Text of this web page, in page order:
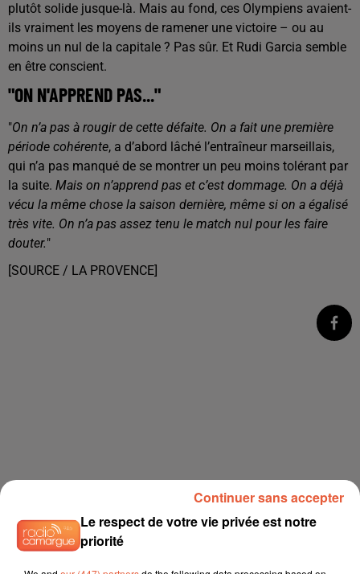
plutôt solide jusque-là. Mais au fond, ces Olympiens avaient-
ils vraiment les moyens de ramener une victoire – ou au
moins un nul de la capitale ? Pas sûr. Et Rudi Garcia semble
en être conscient.
"ON N'APPREND PAS..."
"On n’a pas à rougir de cette défaite. On a fait une première
période cohérente, a d’abord lâché l’entraîneur marseillais,
qui n’a pas manqué de se montrer un peu moins tolérant par
la suite. Mais on n’apprend pas et c’est dommage. On a déjà
vécu la même chose la saison dernière, même si on a égalisé
très vite. On n’a pas assez tenu le match nul pour les faire
douter."
[SOURCE / LA PROVENCE]
Le respect de votre vie privée est notre
priorité
Continuer sans accepter